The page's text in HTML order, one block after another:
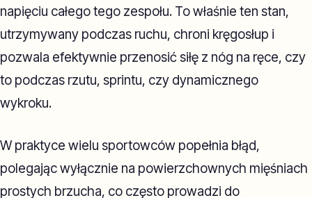
napięciu całego tego zespołu. To właśnie ten stan,
utrzymywany podczas ruchu, chroni kręgosłup i
pozwala efektywnie przenosić siłę z nóg na ręce, czy
to podczas rzutu, sprintu, czy dynamicznego
wykroku.
W praktyce wielu sportowców popełnia błąd,
polegając wyłącznie na powierzchownych mięśniach
prostych brzucha, co często prowadzi do